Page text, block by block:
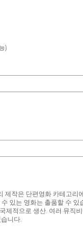
)
작은 단편영화 카테고리
있는 영화는 출품할 수 있
제적으로 생산. 여러 뮤
니다.